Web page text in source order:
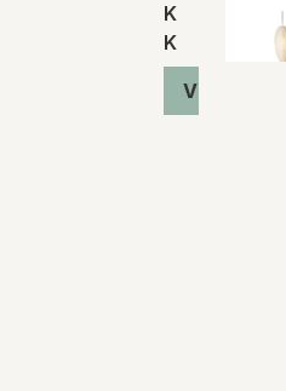
K
K
Vis produkt